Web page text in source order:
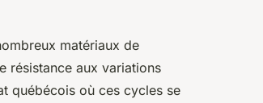
matériaux de
résistance aux variations
québécois où ces cycles se